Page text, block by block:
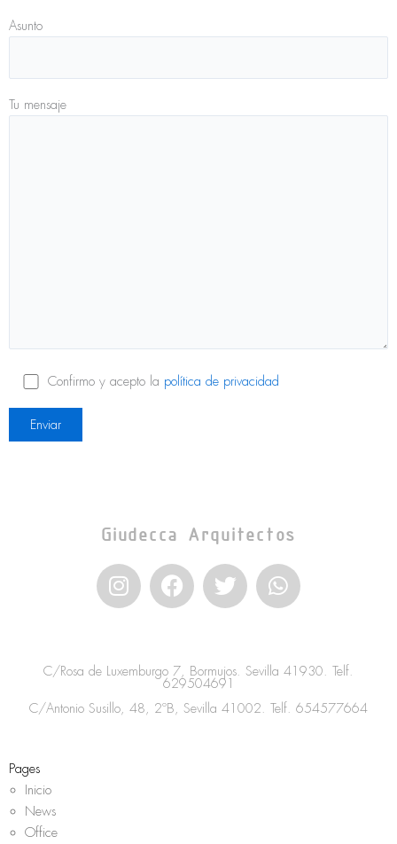
Asunto
Tu mensaje
Confirmo y acepto la política de privacidad
Giudecca Arquitectos
I
n
s
a
g
r
F
a
c
b
o
o
T
w
i
t
e
r
W
h
a
s
a
p
C/Rosa de Luxemburgo 7, Bormujos. Sevilla 41930. Telf.
629504691
C/Antonio Susillo, 48, 2ºB, Sevilla 41002. Telf. 654577664
Pages
Inicio
News
Office